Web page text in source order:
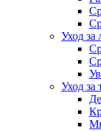
Уход за
Уход за